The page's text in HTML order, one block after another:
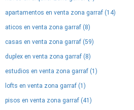
apartamentos en venta zona garraf (14)
aticos en venta zona garraf (8)
casas en venta zona garraf (59)
duplex en venta zona garraf (8)
estudios en venta zona garraf (1)
lofts en venta zona garraf (1)
pisos en venta zona garraf (41)